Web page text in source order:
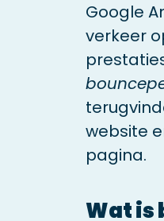
Google
verkeer
website
pagina.
Wat is